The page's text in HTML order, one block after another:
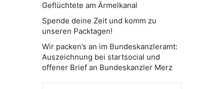
Geflüchtete am Ärmelkanal
Spende deine Zeit und komm zu
unseren Packtagen!
Wir packen’s an im Bundeskanzleramt:
Auszeichnung bei startsocial und
offener Brief an Bundeskanzler Merz